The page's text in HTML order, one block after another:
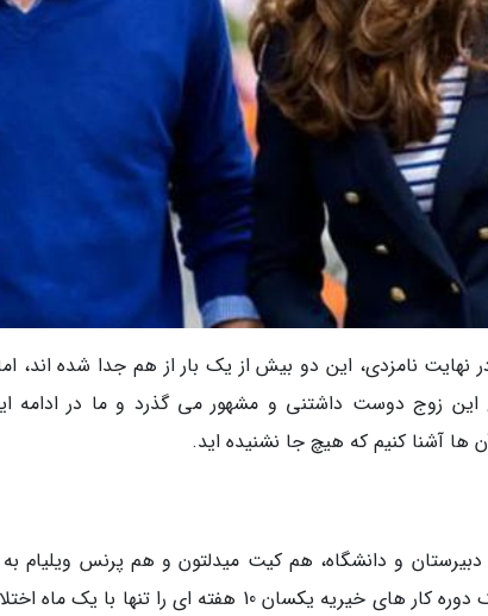
دیدار در سال 2001 و در نهایت نامزدی، این دو بیش از یک بار از هم جدا شده
از ازدواج این زوج دوست داشتنی و مشهور می گذرد و ما در
ها آشنا کنیم که هیچ جا نشنیده اید.
و دانشگاه، هم کیت میدلتون و هم پرنس ویلیام
رفتند. آن ها در این مدت یک دوره کار های خیریه یکسان 10